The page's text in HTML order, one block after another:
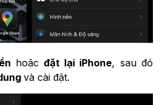
hoặc đặt lại iPhone, sau đó
và cài đặt.